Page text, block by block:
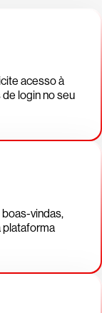
acesso à
login no seu
vindas,
plataforma